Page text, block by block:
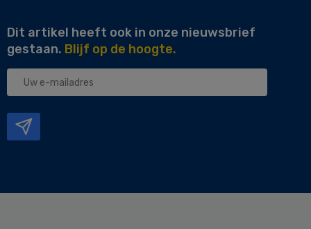
Dit artikel heeft ook in onze nieuwsbrief
gestaan. Blijf op de hoogte.
Uw